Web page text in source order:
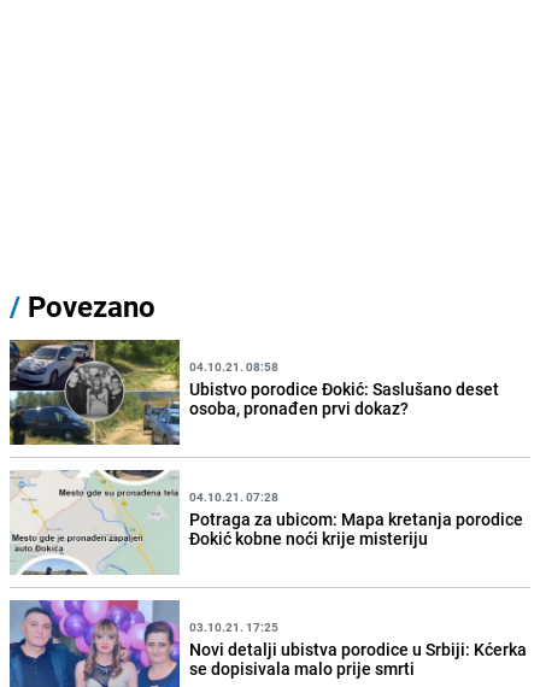
/ Povezano
04.10.21. 08:58
Ubistvo porodice Đokić: Saslušano deset
osoba, pronađen prvi dokaz?
04.10.21. 07:28
Potraga za ubicom: Mapa kretanja porodice
Đokić kobne noći krije misteriju
03.10.21. 17:25
Novi detalji ubistva porodice u Srbiji: Kćerka
se dopisivala malo prije smrti